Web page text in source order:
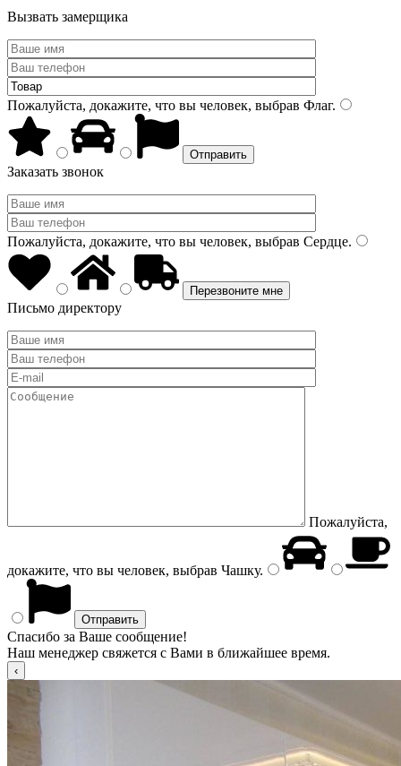
Вызвать замерщика
Пожалуйста, докажите, что вы человек, выбрав Флаг.
Заказать звонок
Пожалуйста, докажите, что вы человек, выбрав Сердце.
Письмо директору
Пожалуйста,
докажите, что вы человек, выбрав Чашку.
Спасибо за Ваше сообщение!
Наш менеджер свяжется с Вами в ближайшее время.